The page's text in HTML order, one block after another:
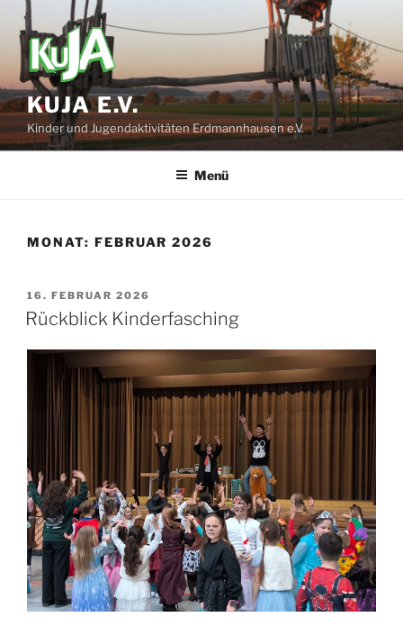
Zum
Inhalt
springen
KUJA E.V.
Kinder und Jugendaktivitäten Erdmannhausen e.V.
Menü
MONAT: FEBRUAR 2026
VERÖFFENTLICHT
AM
16. FEBRUAR 2026
Rückblick Kinderfasching